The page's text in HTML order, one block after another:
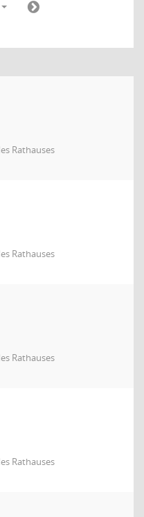
Rathauses
Rathauses
Rathauses
Rathauses